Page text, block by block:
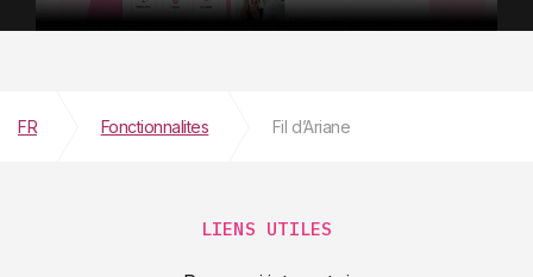
FR Fonctionnalites Fil d’Ariane
LIENS UTILES